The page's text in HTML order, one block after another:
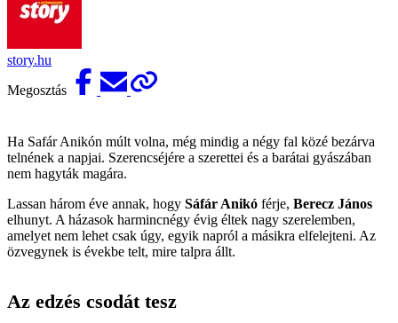
story.hu
Megosztás
Ha Safár Anikón múlt volna, még mindig a négy fal közé bezárva
telnének a napjai. Szerencséjére a szerettei és a barátai gyászában
nem hagyták magára.
Lassan három éve annak, hogy Sáfár Anikó férje, Berecz János
elhunyt. A házasok harmincnégy évig éltek nagy szerelemben,
amelyet nem lehet csak úgy, egyik napról a másikra elfelejteni. Az
özvegynek is évekbe telt, mire talpra állt.
Az edzés csodát tesz